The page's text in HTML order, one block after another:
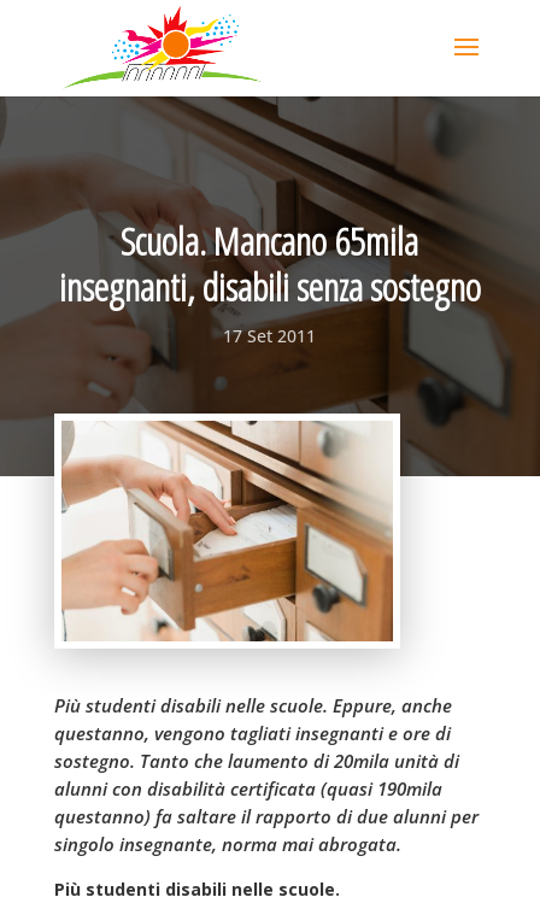
Scuola. Mancano 65mila
insegnanti, disabili senza sostegno‎
17 Set 2011
Più studenti disabili nelle scuole. Eppure, anche
questanno, vengono tagliati insegnanti e ore di
sostegno. Tanto che laumento di 20mila unità di
alunni con disabilità certificata (quasi 190mila
questanno) fa saltare il rapporto di due alunni per
singolo insegnante, norma mai abrogata.
Più studenti disabili nelle scuole.